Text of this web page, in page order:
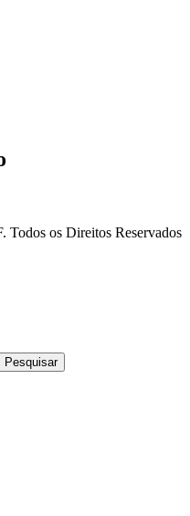
os Direitos Reservados
Pesquisar